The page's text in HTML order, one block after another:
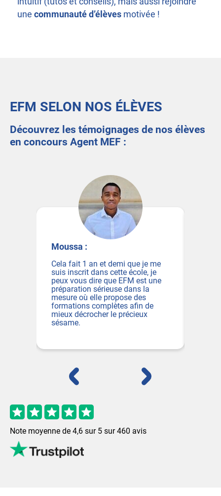
une communauté d’élèves motivée !
EFM SELON NOS ÉLÈVES
Découvrez les témoignages de nos élèves
en concours Agent MEF :
fait 1 an et demi que je me
inscrit dans cette école, je
vous dire que EFM est une
sérieuse dans la
où elle propose des
complètes afin de
décrocher le précieux
La réussite passe par
Fonction Publique :
cours, un très bon
équipes, pour mon
pour préparer le
de la DGFIP mais
grâce à EFM !
Note moyenne de 4,6 sur 5 sur460 avis